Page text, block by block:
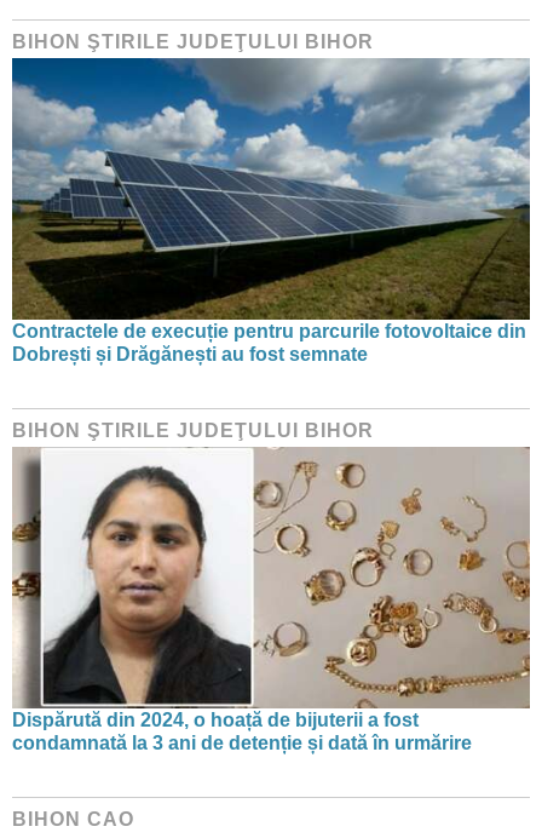
BIHON ŞTIRILE JUDEŢULUI BIHOR
Contractele de execuție pentru parcurile fotovoltaice din
Dobrești și Drăgănești au fost semnate
BIHON ŞTIRILE JUDEŢULUI BIHOR
Dispărută din 2024, o hoață de bijuterii a fost
condamnată la 3 ani de detenție și dată în urmărire
BIHON CAO